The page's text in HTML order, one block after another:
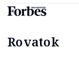
Rovatok